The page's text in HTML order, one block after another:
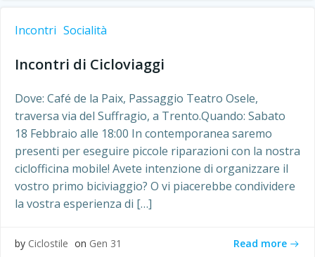
Incontri Socialità
Incontri di Cicloviaggi
Dove: Café de la Paix, Passaggio Teatro Osele,
traversa via del Suffragio, a Trento.Quando: Sabato
18 Febbraio alle 18:00 In contemporanea saremo
presenti per eseguire piccole riparazioni con la nostra
ciclofficina mobile! Avete intenzione di organizzare il
vostro primo biciviaggio? O vi piacerebbe condividere
la vostra esperienza di […]
by Ciclostile on Gen 31 Read more